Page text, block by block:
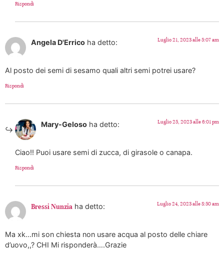
Rispondi
Angela D'Errico ha detto: Luglio 21, 2023 alle 5:07 am
Al posto dei semi di sesamo quali altri semi potrei usare?
Rispondi
Mary-Geloso ha detto: Luglio 25, 2023 alle 6:01 pm
Ciao!! Puoi usare semi di zucca, di girasole o canapa.
Rispondi
Bressi Nunzia ha detto: Luglio 24, 2023 alle 8:50 am
Ma xk…mi son chiesta non usare acqua al posto delle chiare
d’uovo,,? CHI Mi risponderà….Grazie